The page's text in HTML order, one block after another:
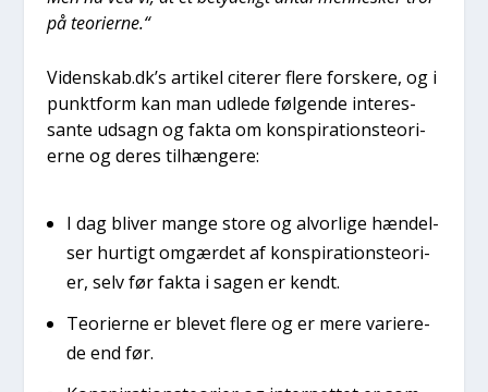
på teo­ri­er­ne.“
Videnskab.dk’s arti­kel cite­rer fle­re for­ske­re, og i
punkt­form kan man udle­de føl­gen­de inter­es­
san­te udsagn og fak­ta om kon­spira­tions­te­o­ri­
er­ne og deres til­hæn­ge­re:
I dag bli­ver man­ge sto­re og alvor­li­ge hæn­del­
ser hur­tigt omgær­det af kon­spira­tions­te­o­ri­
er, selv før fak­ta i sagen er kendt.
Teo­ri­er­ne er ble­vet fle­re og er mere vari­e­re­
de end før.